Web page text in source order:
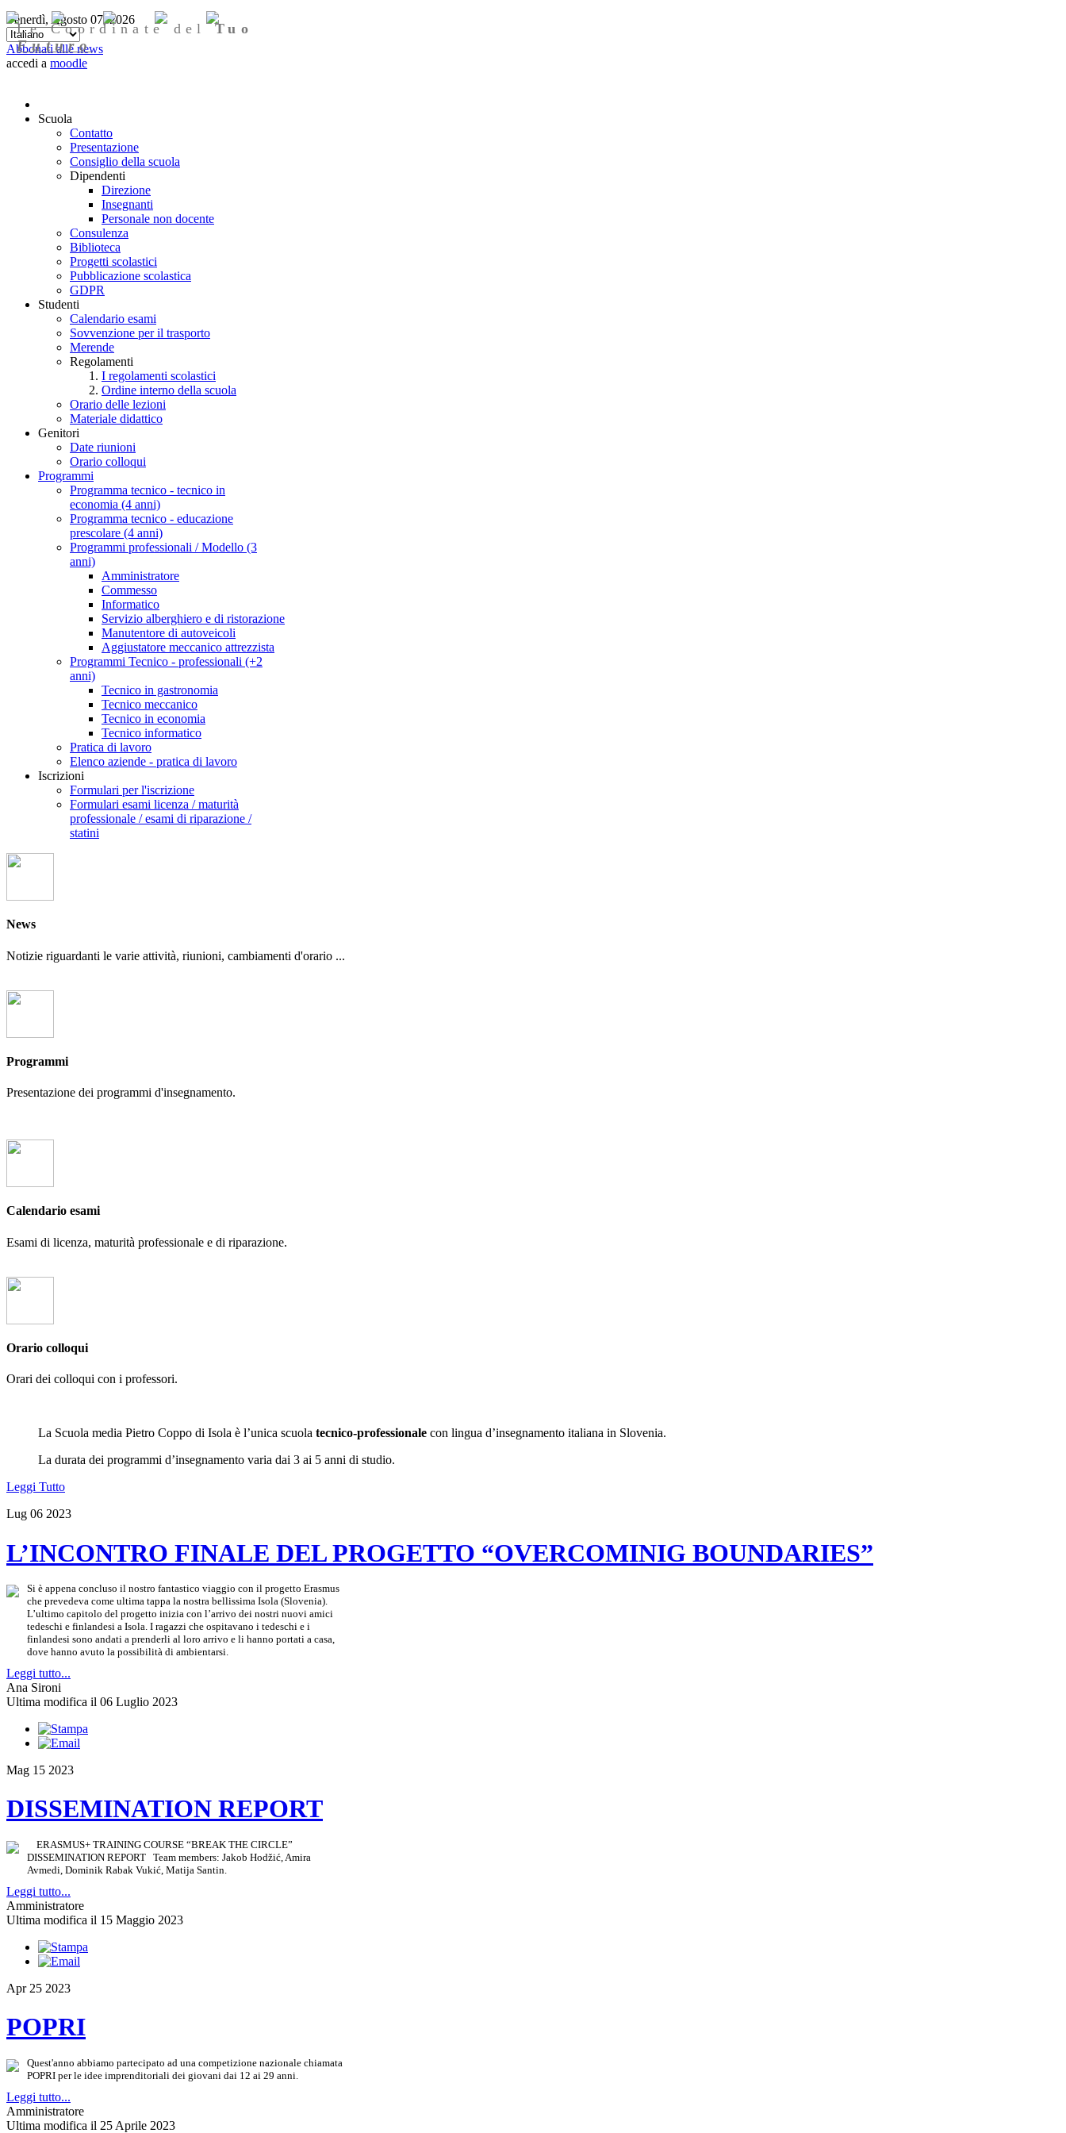
Venerdì, Agosto 07, 2026
Abbonati alle news
accedi a moodle
Le Coordinate delTuo
Futuro
Scuola
Contatto
Presentazione
Consiglio della scuola
Dipendenti
Direzione
Insegnanti
Personale non docente
Consulenza
Biblioteca
Progetti scolastici
Pubblicazione scolastica
GDPR
Studenti
Calendario esami
Sovvenzione per il trasporto
Merende
Regolamenti
I regolamenti scolastici
Ordine interno della scuola
Orario delle lezioni
Materiale didattico
Genitori
Date riunioni
Orario colloqui
Programmi
Programma tecnico - tecnico in
economia (4 anni)
Programma tecnico - educazione
prescolare (4 anni)
Programmi professionali / Modello (3
anni)
Amministratore
Commesso
Informatico
Servizio alberghiero e di ristorazione
Manutentore di autoveicoli
Aggiustatore meccanico attrezzista
Programmi Tecnico - professionali (+2
anni)
Tecnico in gastronomia
Tecnico meccanico
Tecnico in economia
Tecnico informatico
Pratica di lavoro
Elenco aziende - pratica di lavoro
Iscrizioni
Formulari per l'iscrizione
Formulari esami licenza / maturità
professionale / esami di riparazione /
statini
News
Notizie riguardanti le varie attività, riunioni, cambiamenti d'orario ...
Programmi
Presentazione dei programmi d'insegnamento.
Calendario esami
Esami di licenza, maturità professionale e di riparazione.
Orario colloqui
Orari dei colloqui con i professori.
La Scuola media Pietro Coppo di Isola è l’unica scuola tecnico-professionale con lingua d’insegnamento italiana in Slovenia.
La durata dei programmi d’insegnamento varia dai 3 ai 5 anni di studio.
Leggi Tutto
Lug 06 2023
L’INCONTRO FINALE DEL PROGETTO “OVERCOMINIG BOUNDARIES”
Si è appena concluso il nostro fantastico viaggio con il progetto Erasmus
che prevedeva come ultima tappa la nostra bellissima Isola (Slovenia).
L’ultimo capitolo del progetto inizia con l’arrivo dei nostri nuovi amici
tedeschi e finlandesi a Isola. I ragazzi che ospitavano i tedeschi e i
finlandesi sono andati a prenderli al loro arrivo e li hanno portati a casa,
dove hanno avuto la possibilità di ambientarsi.
Leggi tutto...
Ana Sironi
Ultima modifica il 06 Luglio 2023
Mag 15 2023
DISSEMINATION REPORT
ERASMUS+ TRAINING COURSE “BREAK THE CIRCLE”
DISSEMINATION REPORT Team members: Jakob Hodžić, Amira
Avmedi, Dominik Rabak Vukić, Matija Santin.
Leggi tutto...
Amministratore
Ultima modifica il 15 Maggio 2023
Apr 25 2023
POPRI
Quest'anno abbiamo partecipato ad una competizione nazionale chiamata
POPRI per le idee imprenditoriali dei giovani dai 12 ai 29 anni.
Leggi tutto...
Amministratore
Ultima modifica il 25 Aprile 2023